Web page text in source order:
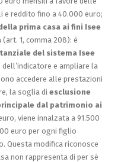
e reddito fino a 40.000 euro;
prima casa ai fini Isee
(art. 1, comma 208): è
del sistema Isee
e ampliare la
accedere alle prestazioni
la soglia di esclusione
dal patrimonio ai
viene innalzata a 91.500
euro per ogni figlio
Questa modifica riconosce
non rappresenta di per sé